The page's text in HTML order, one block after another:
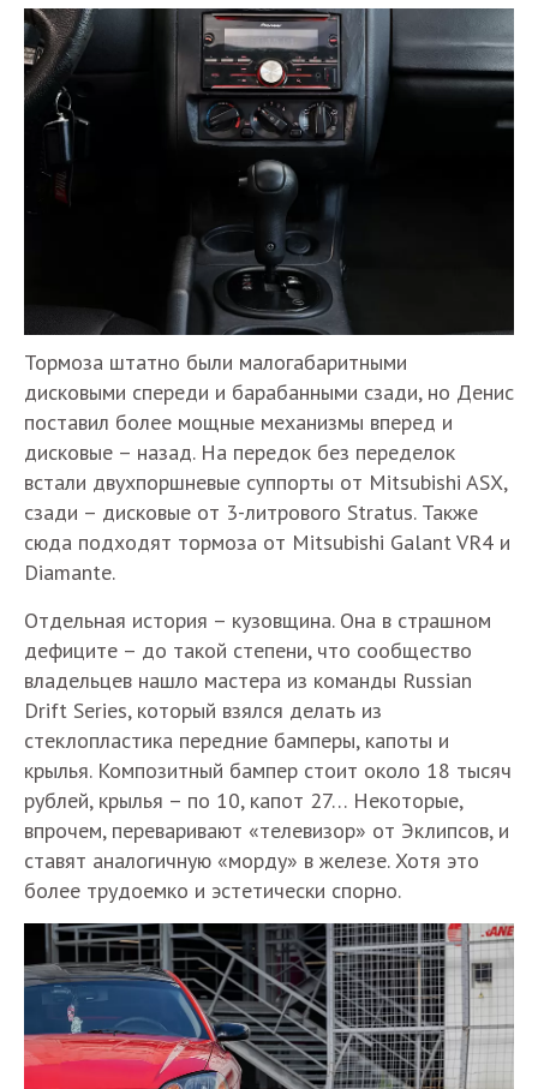
Тормоза штатно были малогабаритными
дисковыми спереди и барабанными сзади, но Денис
поставил более мощные механизмы вперед и
дисковые – назад. На передок без переделок
встали двухпоршневые суппорты от Mitsubishi ASX,
сзади – дисковые от 3-литрового Stratus. Также
сюда подходят тормоза от Mitsubishi Galant VR4 и
Diamante.
Отдельная история – кузовщина. Она в страшном
дефиците – до такой степени, что сообщество
владельцев нашло мастера из команды Russian
Drift Series, который взялся делать из
стеклопластика передние бамперы, капоты и
крылья. Композитный бампер стоит около 18 тысяч
рублей, крылья – по 10, капот 27… Некоторые,
впрочем, переваривают «телевизор» от Эклипсов, и
ставят аналогичную «морду» в железе. Хотя это
более трудоемко и эстетически спорно.